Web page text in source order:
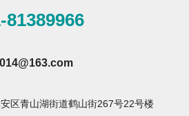
版
Aurora-3/F3经典版
81389966
区青山湖街道鹤山街267号22号楼